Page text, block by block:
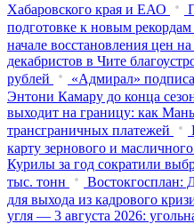
Хабаровского края и ЕАО
подготовке к новым
начале восстановления цен
декабристов в Чите
рублей
«Адмирал»
Энтони Камару до конца
выходит на границу: как
трансграничных платежей
карту зернового и
Курилы за год сократили
тыс. тонн
Востокгосплан:
для выхода из кадрового
угля — 3 августа 2026: